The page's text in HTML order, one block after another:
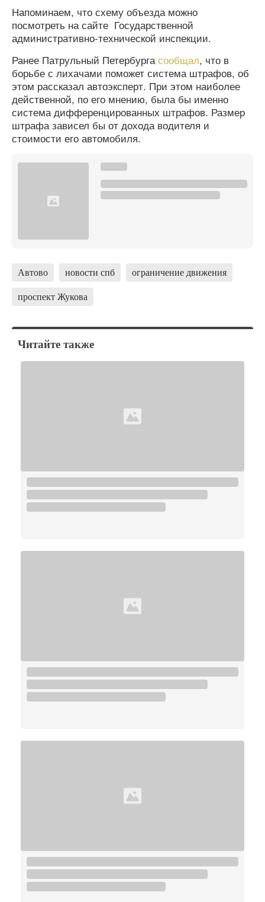
Напоминаем, что схему объезда можно
посмотреть на сайте Государственной
административно-технической инспекции.
Ранее Патрульный Петербургасообщал, что в
борьбе с лихачами поможет система штрафов, об
этом рассказал автоэксперт. При этом наиболее
действенной, по его мнению, была бы именно
система дифференцированных штрафов. Размер
штрафа зависел бы от дохода водителя и
стоимости его автомобиля.
Автово новости спб
ограничение движения
проспект Жукова
Читайте также